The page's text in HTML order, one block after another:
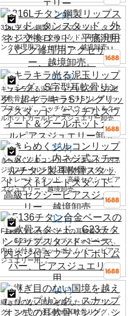
2 円
316Lチタン鋼製リップスタッド、タンス
タッド、外ネジ交換ロッド、平底汎用パ
ンク修理用アクセサリー、越境卸売。
61 円
キラキラ光る泥玉リップリング、S字型
耳軟骨リング、超キラキラSリングリッ
プスタッド、ニッチなスウィート＆クー
ルホットガールピアスジュエリー卸売
35 円
きらめくジルコンリップスタッド、内ネ
ジ式スチールチタン製耳軟骨スタッド、
ストレートスタッド、高級セクシーピア
スジュエリー、越境卸売。
12 円
F136チタン合金ベースの耳軟骨スタッ
ド、G23チタンリップスタッドベース、
内ネジ付きフラットボトムバー、ピアス
ジュエリー用。
44 円
継ぎ目のない国境を越えたリップリン
グ、スナップオン式の耳軟骨リング、シ